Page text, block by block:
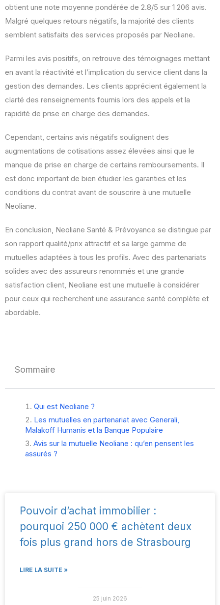
obtient une note moyenne pondérée de 2.8/5 sur 1 206 avis.
Malgré quelques retours négatifs, la majorité des clients
semblent satisfaits des services proposés par Neoliane.
Parmi les avis positifs, on retrouve des témoignages mettant
en avant la réactivité et l’implication du service client dans la
gestion des demandes. Les clients apprécient également la
clarté des renseignements fournis lors des appels et la
rapidité de prise en charge des demandes.
Cependant, certains avis négatifs soulignent des
augmentations de cotisations assez élevées ainsi que le
manque de prise en charge de certains remboursements. Il
est donc important de bien étudier les garanties et les
conditions du contrat avant de souscrire à une mutuelle
Neoliane.
En conclusion, Neoliane Santé & Prévoyance se distingue par
son rapport qualité/prix attractif et sa large gamme de
mutuelles adaptées à tous les profils. Avec des partenariats
solides avec des assureurs renommés et une grande
satisfaction client, Neoliane est une mutuelle à considérer
pour ceux qui recherchent une assurance santé complète et
abordable.
Sommaire
Qui est Neoliane ?
Les mutuelles en partenariat avec Generali,
Malakoff Humanis et la Banque Populaire
Avis sur la mutuelle Neoliane : qu’en pensent les
assurés ?
Pouvoir d’achat immobilier :
pourquoi 250 000 € achètent deux
fois plus grand hors de Strasbourg
LIRE LA SUITE »
25 juin 2026